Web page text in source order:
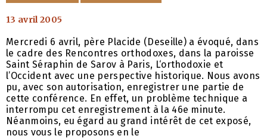
13 avril 2005
Mercredi 6 avril, père Placide (Deseille) a évoqué, dans
le cadre des Rencontres orthodoxes, dans la paroisse
Saint Séraphin de Sarov à Paris, L‘orthodoxie et
l’Occident avec une perspective historique. Nous avons
pu, avec son autorisation, enregistrer une partie de
cette conférence. En effet, un problème technique a
interrompu cet enregistrement à la 46e minute.
Néanmoins, eu égard au grand intérêt de cet exposé,
nous vous le proposons en le